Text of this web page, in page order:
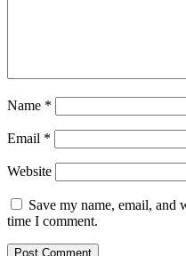
Name *
Email *
Website
Save my name, email, and
time I comment.